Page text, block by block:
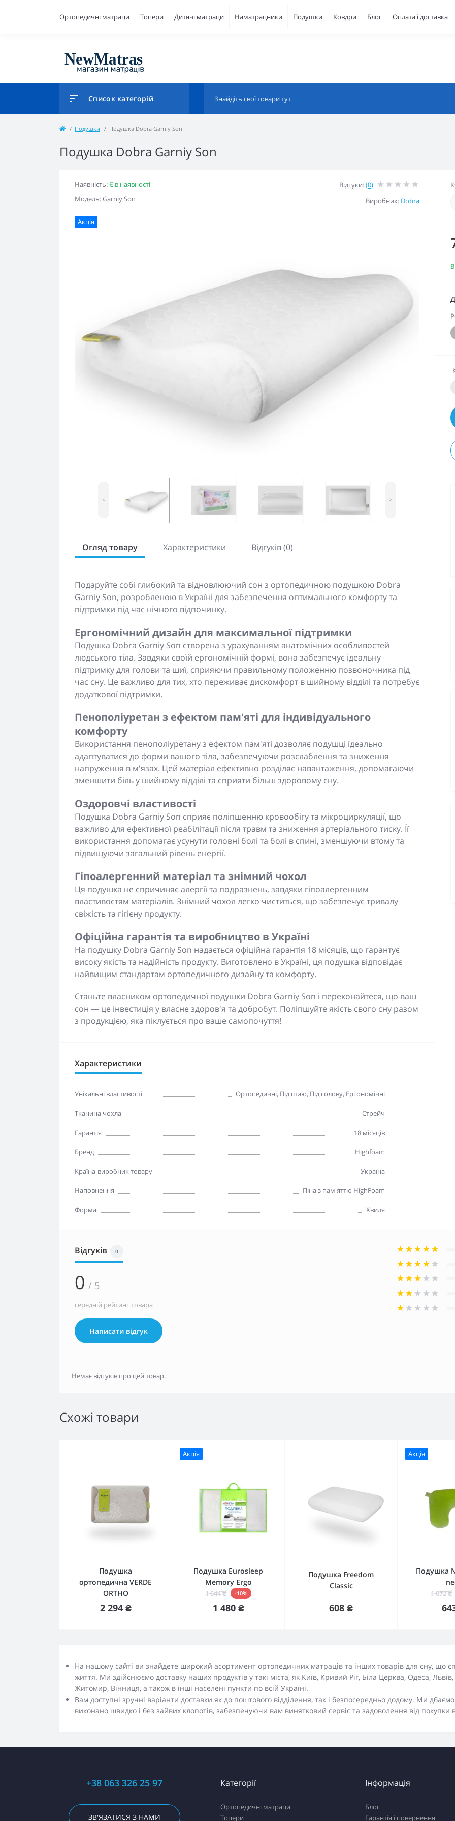
Ортопедичні матраци Топери Дитячі матраци Наматрацники Подушки Ковдри Блог Оплата і доставка
Список категорій
Подушки Подушка Dobra Garniy Son
Подушка Dobra Garniy Son
Наявність:Є в наявності
Модель: Garniy Son
Відгуки:(0)
Виробник: Dobra
Акція
< >
Огляд товару Характеристики Відгуків (0)
Подаруйте собі глибокий та відновлюючий сон з ортопедичною подушкою Dobra
Garniy Son, розробленою в Україні для забезпечення оптимального комфорту та
підтримки під час нічного відпочинку.
Ергономічний дизайн для максимальної підтримки
Подушка Dobra Garniy Son створена з урахуванням анатомічних особливостей
людського тіла. Завдяки своїй ергономічній формі, вона забезпечує ідеальну
підтримку для голови та шиї, сприяючи правильному положенню позвоночника під
час сну. Це важливо для тих, хто переживає дискомфорт в шийному відділі та потребує
додаткової підтримки.
Пенополіуретан з ефектом пам'яті для індивідуального
комфорту
Використання пенополіуретану з ефектом пам'яті дозволяє подушці ідеально
адаптуватися до форми вашого тіла, забезпечуючи розслаблення та зниження
напруження в м'язах. Цей матеріал ефективно розділяє навантаження, допомагаючи
зменшити біль у шийному відділі та сприяти більш здоровому сну.
Оздоровчі властивості
Подушка Dobra Garniy Son сприяє поліпшенню кровообігу та мікроциркуляції, що
важливо для ефективної реабілітації після травм та зниження артеріального тиску. Її
використання допомагає усунути головні болі та болі в спині, зменшуючи втому та
підвищуючи загальний рівень енергії.
Гіпоалергенний матеріал та знімний чохол
Ця подушка не спричиняє алергії та подразнень, завдяки гіпоалергенним
властивостям матеріалів. Знімний чохол легко чиститься, що забезпечує тривалу
свіжість та гігієну продукту.
Офіційна гарантія та виробництво в Україні
На подушку Dobra Garniy Son надається офіційна гарантія 18 місяців, що гарантує
високу якість та надійність продукту. Виготовлено в Україні, ця подушка відповідає
найвищим стандартам ортопедичного дизайну та комфорту.
Станьте власником ортопедичної подушки Dobra Garniy Son і переконайтеся, що ваш
сон — це інвестиція у власне здоров'я та добробут. Поліпшуйте якість свого сну разом
з продукцією, яка піклується про ваше самопочуття!
Характеристики
Унікальні властивості Ортопедичні, Під шию, Під голову, Ергономічні
Тканина чохла Стрейч
Гарантія 18 місяців
Бренд Highfoam
Країна-виробник товару Україна
Наповнення Піна з пам'яттю HighFoam
Форма Хвиля
Відгуків 0
0 / 5
середній рейтинг товара
Написати відгук
Немає відгуків про цей товар.
Схожі товари
Подушка
ортопедична VERDE
ORTHO
2 294 ₴
Купити
Акція
Подушка Eurosleep
Memory Ergo
1 644 ₴ -10%
1 480 ₴
Купити
Подушка Freedom
Classic
608 ₴
Є в наявності
Акція
Подушка
1 072 ₴
На нашому сайті ви знайдете широкий асортимент ортопедичних матраців та інших товарів для сну, що
життя. Ми здійснюємо доставку наших продуктів у такі міста, як Київ, Кривий Ріг, Біла Церква, Одеса,
Житомир, Вінниця, а також в інші населені пункти по всій Україні.
Вам доступні зручні варіанти доставки як до поштового відділення, так і безпосередньо додому. Ми
виконано швидко і без зайвих клопотів, забезпечуючи вам винятковий сервіс та задоволення від покупки
+38 063 326 25 97
ЗВ'ЯЗАТИСЯ З НАМИ
Категорії
Ортопедичні матраци
Топери
Інформація
Блог
Гарантія і повернення